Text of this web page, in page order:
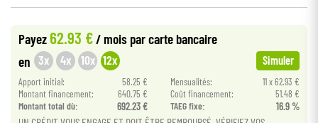
Kabel & Zubehöre
HiFi
Payez62.93 €/ mois par carte bancaire
en 3x 4x 10x 12x Simuler
Apport initial: 58.25 € Mensualités:
11 x 62.93 €
Montant financement:
640.75 € Coût financement:
51.48 €
Montant total dù:
692.23 € TAEG fixe: 16.9 %